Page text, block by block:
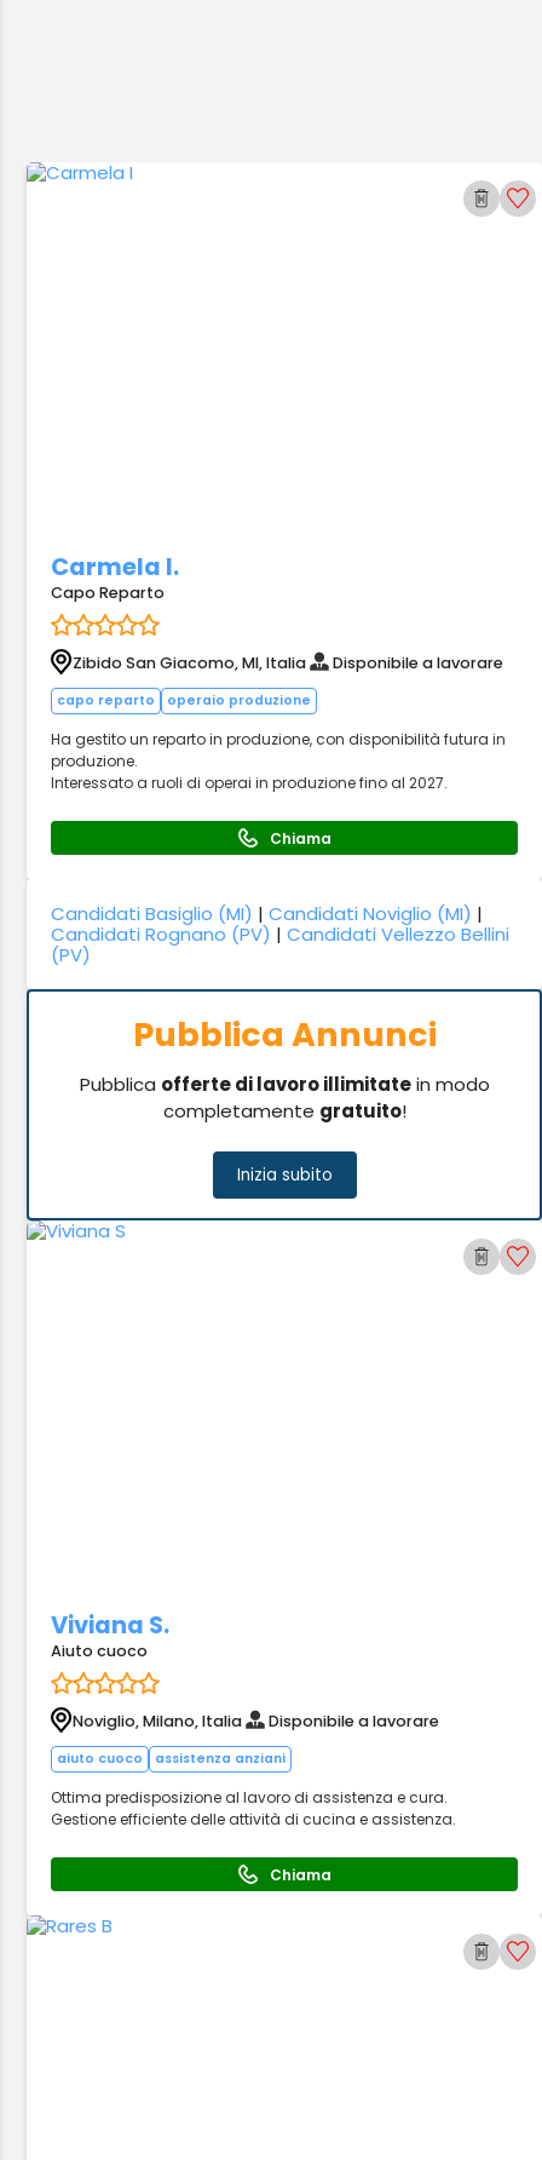
Carmela I.
Capo Reparto
Zibido San Giacomo, MI, Italia Disponibile a lavorare
capo reparto operaio produzione
Ha gestito un reparto in produzione, con disponibilità futura in
produzione.
Interessato a ruoli di operai in produzione fino al 2027.
Chiama
Candidati Basiglio (MI) |Candidati Noviglio (MI) |
Candidati Rognano (PV) |Candidati Vellezzo Bellini
(PV)
Pubblica Annunci
Pubblica offerte di lavoro illimitatein modo
completamente gratuito!
Inizia subito
Viviana S.
Aiuto cuoco
Noviglio, Milano, Italia Disponibile a lavorare
aiuto cuoco assistenza anziani
Ottima predisposizione al lavoro di assistenza e cura.
Gestione efficiente delle attività di cucina e assistenza.
Chiama